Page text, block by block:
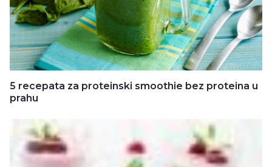
5 recepata za proteinski smoothie bez proteina u
prahu